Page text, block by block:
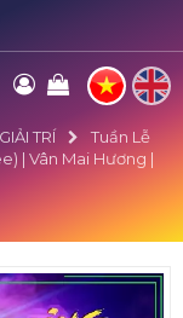
TRÍ
Tuần Lễ
| Vân Mai Hương |